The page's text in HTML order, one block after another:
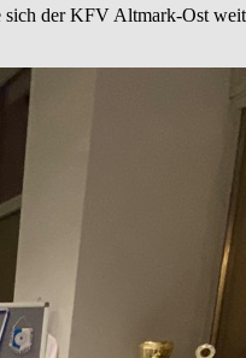
der KFV Altmark-Ost